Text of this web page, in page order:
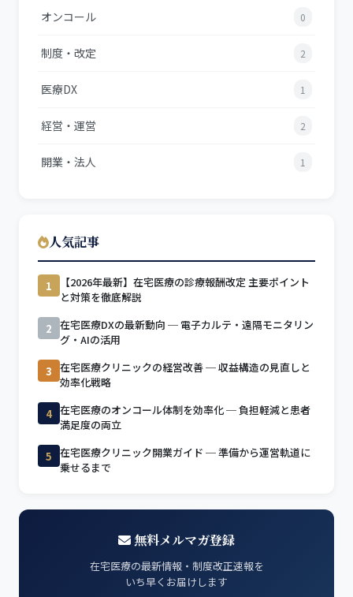
オンコール 0
制度・改定 2
医療DX 1
経営・運営 2
開業・法人 1
人気記事
1
【2026年最新】在宅医療の診療報酬改定 主要ポイント
と対策を徹底解説
2 在宅医療DXの最新動向 ─ 電子カルテ・遠隔モニタリン
グ・AIの活用
3 在宅医療クリニックの経営改善 ─ 収益構造の見直しと
効率化戦略
4 在宅医療のオンコール体制を効率化 ─ 負担軽減と患者
満足度の両立
5 在宅医療クリニック開業ガイド ─ 準備から運営軌道に
乗せるまで
無料メルマガ登録
在宅医療の最新情報・制度改正速報を
いち早くお届けします